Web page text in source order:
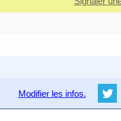
Modifier les infos.